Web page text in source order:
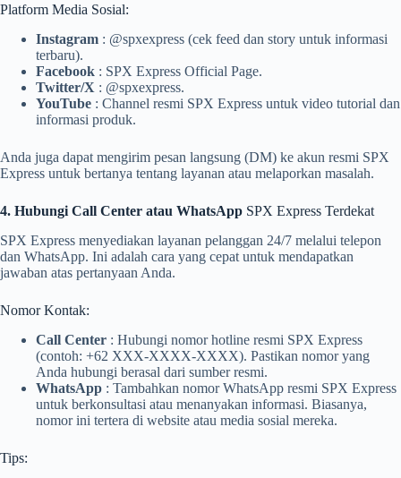
Platform Media Sosial:
Instagram : @spxexpress (cek feed dan story untuk informasi
terbaru).
Facebook : SPX Express Official Page.
Twitter/X : @spxexpress.
YouTube : Channel resmi SPX Express untuk video tutorial dan
informasi produk.
Anda juga dapat mengirim pesan langsung (DM) ke akun resmi SPX
Express untuk bertanya tentang layanan atau melaporkan masalah.
4. Hubungi Call Center atau WhatsApp SPX Express Terdekat
SPX Express menyediakan layanan pelanggan 24/7 melalui telepon
dan WhatsApp. Ini adalah cara yang cepat untuk mendapatkan
jawaban atas pertanyaan Anda.
Nomor Kontak:
Call Center : Hubungi nomor hotline resmi SPX Express
(contoh: +62 XXX-XXXX-XXXX). Pastikan nomor yang
Anda hubungi berasal dari sumber resmi.
WhatsApp : Tambahkan nomor WhatsApp resmi SPX Express
untuk berkonsultasi atau menanyakan informasi. Biasanya,
nomor ini tertera di website atau media sosial mereka.
Tips: